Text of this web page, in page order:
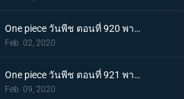
One piece วันพีช ตอนที่ 920 พากย์ไทย ร้านสุดดัง! โซบะหมายเลข 18 ของซันจิ!
Feb. 02, 2020
One piece วันพีช ตอนที่ 921 พากย์ไทย ความงดงามตระการตา สาวงามแห่งประเทศวาโนะ โคมุราซากิ
Feb. 09, 2020